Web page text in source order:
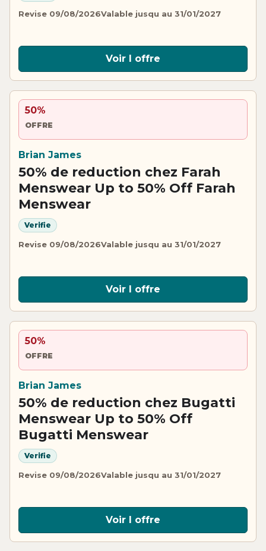
Revise 09/08/2026Valable jusqu au 31/01/2027
Voir l offre
50%
OFFRE
Brian James
50% de reduction chez Farah
Menswear Up to 50% Off Farah
Menswear
Verifie
Revise 09/08/2026Valable jusqu au 31/01/2027
Voir l offre
50%
OFFRE
Brian James
50% de reduction chez Bugatti
Menswear Up to 50% Off
Bugatti Menswear
Verifie
Revise 09/08/2026Valable jusqu au 31/01/2027
Voir l offre